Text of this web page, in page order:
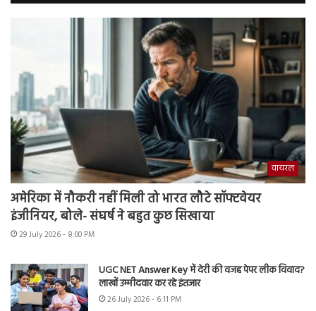
वायरल
अमेरिका में नौकरी नहीं मिली तो भारत लौटे सॉफ्टवेयर
इंजीनियर, बोले- संघर्ष ने बहुत कुछ सिखाया
29 July 2026 - 8:00 PM
UGC NET Answer Key में देरी की वजह पेपर लीक विवाद?
लाखों उम्मीदवार कर रहे इंतजार
26 July 2026 - 6:11 PM